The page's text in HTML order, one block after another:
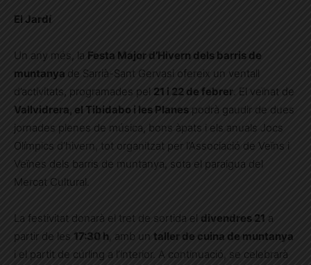
El Jardí
Un any més, la Festa Major d’Hivern dels barris de
muntanya de Sarrià-Sant Gervasi ofereix un ventall
d’activitats, programades pel 21 i 22 de febrer
. El veïnat de
Vallvidrera, el Tibidabo i les Planes podrà gaudir de dues
jornades plenes de música, bons àpats i els anuals Jocs
Olímpics d’hivern, tot organitzat per l’Associació de Veïns i
Veïnes dels barris de muntanya, sota el paraigua del
Mercat Cultural.
La festivitat donarà el tret de sortida el divendres 21 a
partir de les 17:30 h , amb un taller de cuina de muntanya
i el partit de cúrling a l’interior. A continuació, se celebrarà